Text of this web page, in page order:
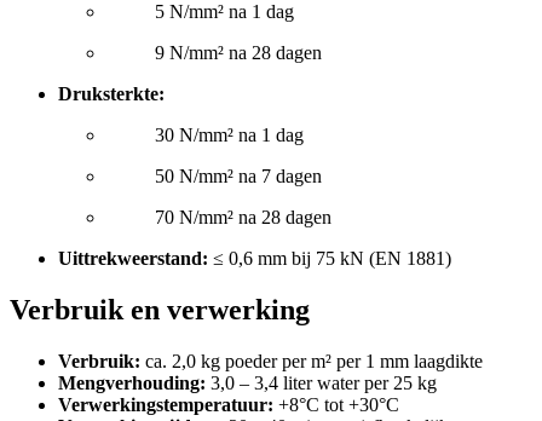
5 N/mm² na 1 dag
9 N/mm² na 28 dagen
Druksterkte:
30 N/mm² na 1 dag
50 N/mm² na 7 dagen
70 N/mm² na 28 dagen
Uittrekweerstand: ≤ 0,6 mm bij 75 kN (EN 1881)
Verbruik en verwerking
Verbruik: ca. 2,0 kg poeder per m² per 1 mm laagdikte
Mengverhouding: 3,0 – 3,4 liter water per 25 kg
Verwerkingstemperatuur: +8°C tot +30°C